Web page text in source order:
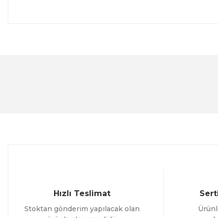
Hızlı Teslimat
Stoktan gönderim yapılacak olan